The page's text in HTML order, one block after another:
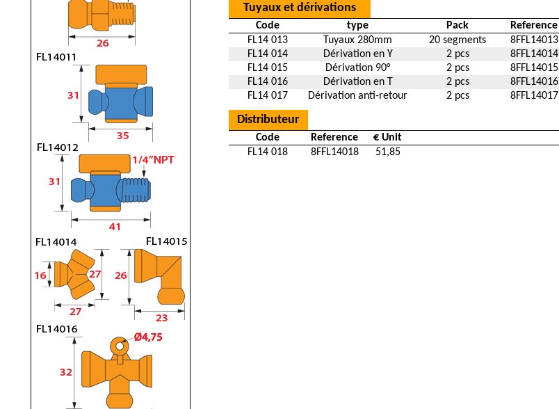
Tuyaux et dérivations
Code type Pack Reference
FL14 013
Tuyaux 280mm 20 segments 8FFL14013
FL14 014
Dérivation en Y 2 pcs 8FFL14014
FL14 015
Dérivation 90° 2 pcs 8FFL14015
FL14 016
Dérivation en T 2 pcs 8FFL14016
FL14 017
Dérivation anti-retour 2 pcs 8FFL14017
Distributeur
Code Reference
€ Unit
FL14 018
8FFL14018 51,85